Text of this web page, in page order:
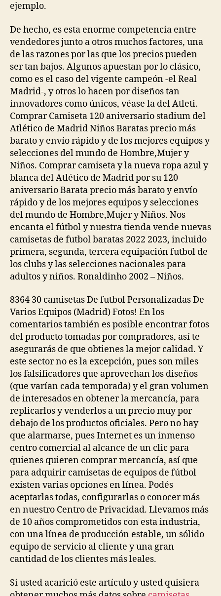
ejemplo.
De hecho, es esta enorme competencia entre
vendedores junto a otros muchos factores, una
de las razones por las que los precios pueden
ser tan bajos. Algunos apuestan por lo clásico,
como es el caso del vigente campeón -el Real
Madrid-, y otros lo hacen por diseños tan
innovadores como únicos, véase la del Atleti.
Comprar Camiseta 120 aniversario stadium del
Atlético de Madrid Niños Baratas precio más
barato y envío rápido y de los mejores equipos y
selecciones del mundo de Hombre,Mujer y
Niños. Comprar camiseta y la nueva ropa azul y
blanca del Atlético de Madrid por su 120
aniversario Barata precio más barato y envío
rápido y de los mejores equipos y selecciones
del mundo de Hombre,Mujer y Niños. Nos
encanta el fútbol y nuestra tienda vende nuevas
camisetas de futbol baratas 2022 2023, incluido
primera, segunda, tercera equipación futbol de
los clubs y las selecciones nacionales para
adultos y niños. Ronaldinho 2002 – Niños.
8364 30 camisetas De futbol Personalizadas De
Varios Equipos (Madrid) Fotos! En los
comentarios también es posible encontrar fotos
del producto tomadas por compradores, así te
asegurarás de que obtienes la mejor calidad. Y
este sector no es la excepción, pues son miles
los falsificadores que aprovechan los diseños
(que varían cada temporada) y el gran volumen
de interesados en obtener la mercancía, para
replicarlos y venderlos a un precio muy por
debajo de los productos oficiales. Pero no hay
que alarmarse, pues Internet es un inmenso
centro comercial al alcance de un clic para
quienes quieren comprar mercancía, así que
para adquirir camisetas de equipos de fútbol
existen varias opciones en línea. Podés
aceptarlas todas, configurarlas o conocer más
en nuestro Centro de Privacidad. Llevamos más
de 10 años comprometidos con esta industria,
con una línea de producción estable, un sólido
equipo de servicio al cliente y una gran
cantidad de los clientes más leales.
Si usted acarició este artículo y usted quisiera